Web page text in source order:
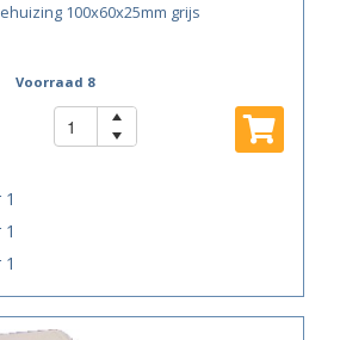
100x60x25mm grijs
Voorraad 8